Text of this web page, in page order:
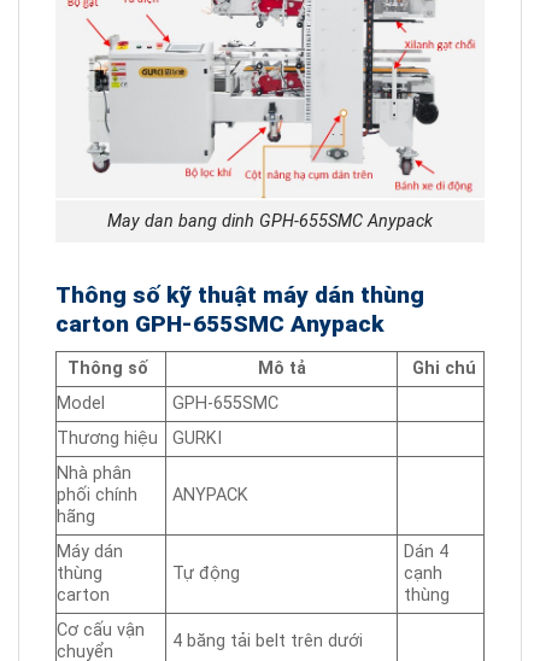
May dan bang dinh GPH-655SMC Anypack
Thông số kỹ thuật máy dán thùng
carton GPH-655SMC Anypack
Thông số Mô tả
Ghi chú
Model
GPH-655SMC
Thương hiệu
GURKI
Nhà phân
phối chính
hãng
ANYPACK
Máy dán
thùng
carton
Tự động
Dán 4
cạnh
thùng
Cơ cấu vận
chuyển
4 băng tải belt trên dưới